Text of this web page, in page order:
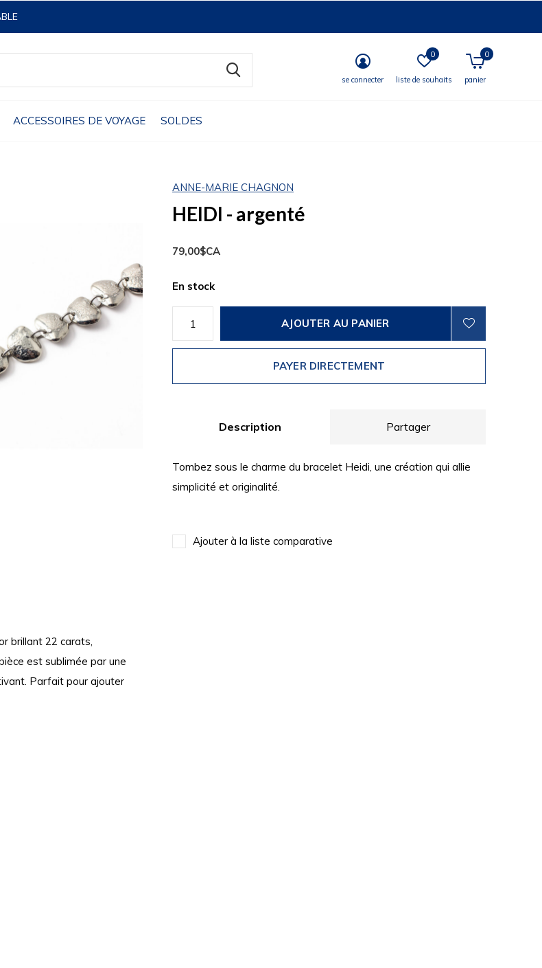
ACCESSOIRES DE VOYAGE SOLDES
se connecter liste de souhaits
0
panier
0
ANNE-MARIE CHAGNON
HEIDI - argenté
79,00$CA
En stock
AJOUTER AU PANIER
PAYER DIRECTEMENT
Description Partager
Tombez sous le charme du bracelet Heidi, une création qui allie
simplicité et originalité.
Ajouter à la liste comparative
brillant 22 carats,
est sublimée par une
Parfait pour ajouter